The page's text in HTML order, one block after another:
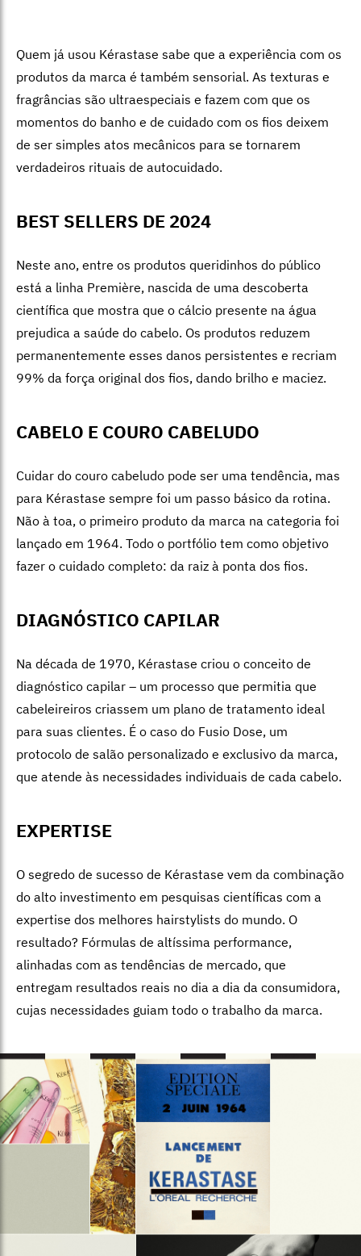
Quem já usou Kérastase sabe que a experiência com os
produtos da marca é também sensorial. As texturas e
fragrâncias são ultraespeciais e fazem com que os
momentos do banho e de cuidado com os fios deixem
de ser simples atos mecânicos para se tornarem
verdadeiros rituais de autocuidado.
BEST SELLERS DE 2024
Neste ano, entre os produtos queridinhos do público
está a linha Première, nascida de uma descoberta
científica que mostra que o cálcio presente na água
prejudica a saúde do cabelo. Os produtos reduzem
permanentemente esses danos persistentes e recriam
99% da força original dos fios, dando brilho e maciez.
CABELO E COURO CABELUDO
Cuidar do couro cabeludo pode ser uma tendência, mas
para Kérastase sempre foi um passo básico da rotina.
Não à toa, o primeiro produto da marca na categoria foi
lançado em 1964. Todo o portfólio tem como objetivo
fazer o cuidado completo: da raiz à ponta dos fios.
DIAGNÓSTICO CAPILAR
Na década de 1 970, Kérastase criou o conceito de
diagnóstico capilar – um processo que permitia que
cabeleireiros criassem um plano de tratamento ideal
para suas clientes. É o caso do Fusio Dose, um
protocolo de salão personalizado e exclusivo da marca,
que atende às necessidades individuais de cada cabelo.
EXPERTISE
O segredo de sucesso de Kérastase vem da combinação
do alto investimento em pesquisas científicas com a
expertise dos melhores hairstylists do mundo. O
resultado? Fórmulas de altíssima performance,
alinhadas com as tendências de mercado, que
entregam resultados reais no dia a dia da consumidora,
cujas necessidades guiam todo o trabalho da marca.